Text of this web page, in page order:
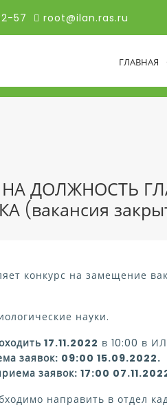
57 root@ilan.ras.ru
ГЛАВНАЯ
ДОЛЖНОСТЬ
(вакансия
конкурс на замещение
науки.
17.11.2022 в 10:00 в
заявок: 09:00 15.09.2022.
заявок: 17:00
направить в отдел